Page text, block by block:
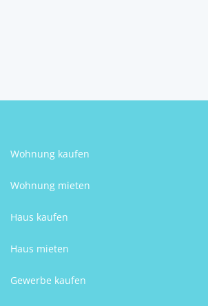
Wohnung kaufen
Wohnung mieten
Haus kaufen
Haus mieten
Gewerbe kaufen